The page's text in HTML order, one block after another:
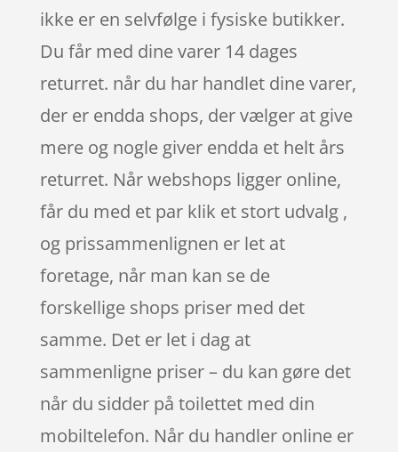
ikke er en selvfølge i fysiske butikker.
Du får med dine varer 14 dages
returret. når du har handlet dine varer,
der er endda shops, der vælger at give
mere og nogle giver endda et helt års
returret. Når webshops ligger online,
får du med et par klik et stort udvalg ,
og prissammenlignen er let at
foretage, når man kan se de
forskellige shops priser med det
samme. Det er let i dag at
sammenligne priser – du kan gøre det
når du sidder på toilettet med din
mobiltelefon. Når du handler online er